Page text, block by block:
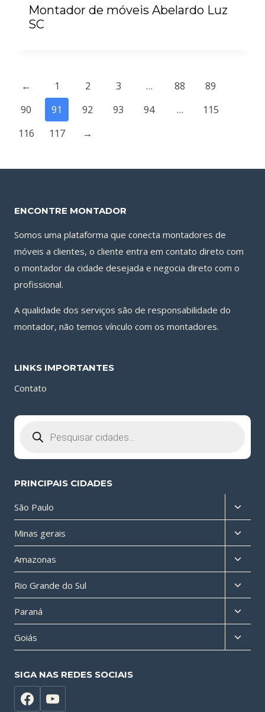
Montador de móveis Abelardo Luz
SC
← 1 2 3 … 88
89
90
91 92 93 94 …
115
116
117 →
ENCONTRE MONTADOR
Somos uma plataforma que conecta montadores de
móveis a clientes, o cliente entra em contato direto com
o montador da cidade desejada e negocia direto com o
profissional.
A qualidade dos serviços são de responsabilidade do
montador, não temos vínculo com os montadores.
LINKS IMPORTANTES
Contato
produtos
PRINCIPAIS CIDADES
São Paulo
menu
filho
Minas gerais
menu
filho
Amazonas
menu
filho
Rio Grande do Sul
menu
filho
Paraná
menu
filho
Goiás
menu
SIGA NAS REDES SOCIAIS